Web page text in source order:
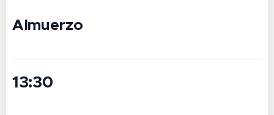
Almuerzo
13:30